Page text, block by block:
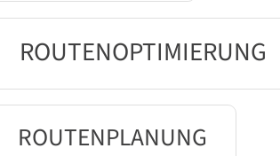
ROUTENOPTIMIERUNG
ROUTENPLANUNG